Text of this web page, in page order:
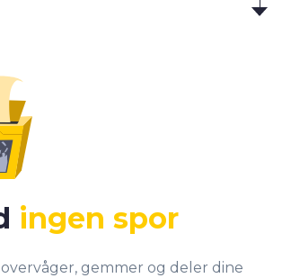
ingen spor
gemmer og deler dine